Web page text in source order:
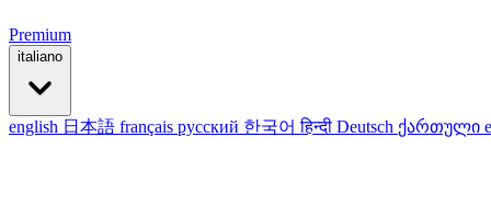
Premium
italiano
english 日本語 français русский 한국어हिन्दी Deutsch ქართული